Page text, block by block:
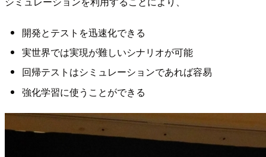
開発とテストを迅速化できる
実世界では実現が難しいシナリオが可能
回帰テストはシミュレーションであれば容易
強化学習に使うことができる